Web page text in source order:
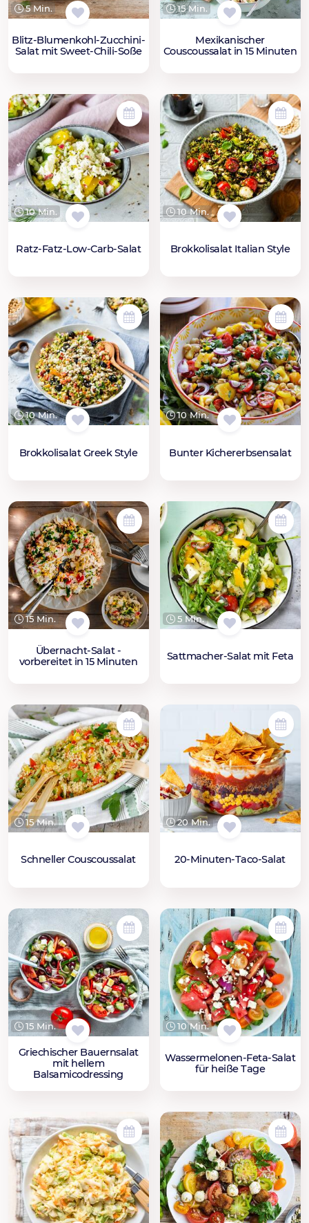
5 Min.
Blitz-Blumenkohl-Zucchini-
Salat mit Sweet-Chili-Soße
15 Min.
Mexikanischer
Couscoussalat in 15 Minuten
10 Min.
Ratz-Fatz-Low-Carb-Salat
10 Min.
Brokkolisalat Italian Style
10 Min.
Brokkolisalat Greek Style
10 Min.
Bunter Kichererbsensalat
15 Min.
Übernacht-Salat -
vorbereitet in 15 Minuten
5 Min.
Sattmacher-Salat mit Feta
15 Min.
Schneller Couscoussalat
20 Min.
20-Minuten-Taco-Salat
15 Min.
Griechischer Bauernsalat
mit hellem
Balsamicodressing
10 Min.
Wassermelonen-Feta-Salat
für heiße Tage